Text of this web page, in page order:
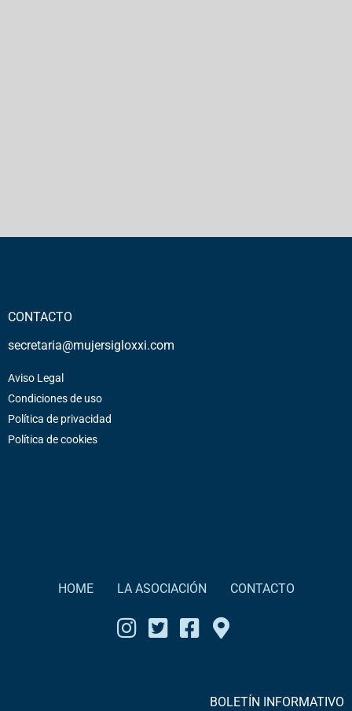
CONTACTO
secretaria@mujersigloxxi.com
Aviso Legal
Condiciones de uso
Política de privacidad
Política de cookies
HOME LA ASOCIACIÓN CONTACTO
BOLETÍN INFORMATIVO